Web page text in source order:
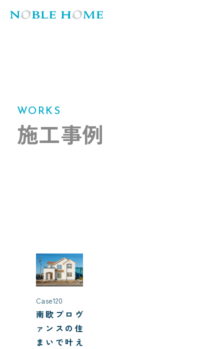
WORKS
施工事例
Case120
南欧プロヴ
ァンスの住
まいで叶え